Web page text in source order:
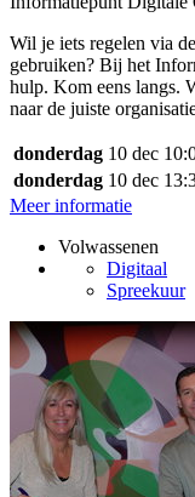
Wil je iets regelen via
gebruiken? Bij het
hulp. Kom eens langs.
naar de juiste
donderdag 10 dec
donderdag 10 dec
Meer informatie
Volwassenen
Digitaal
Spreekuur